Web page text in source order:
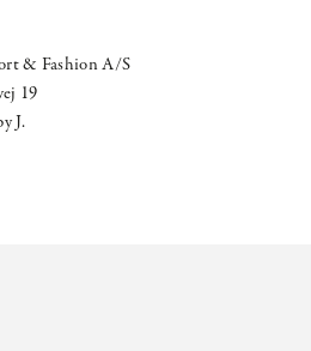
& Fashion A/S
19
J.